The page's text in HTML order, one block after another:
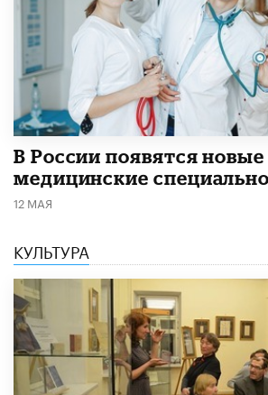
В России появятся новые
медицинские
12 МАЯ
КУЛЬТУРА